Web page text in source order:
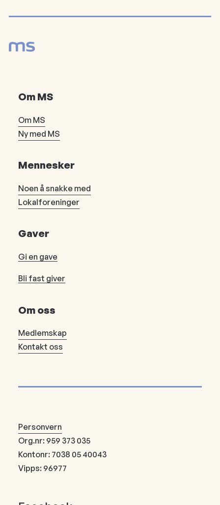
Om MS
Om MS
Ny med MS
Mennesker
Noen å snakke med
Lokalforeninger
Gaver
Gi en gave
Bli fast giver
Om oss
Medlemskap
Kontakt oss
Personvern
Org.nr: 959 373 035
Kontonr: 7038 05 40043
Vipps: 96977